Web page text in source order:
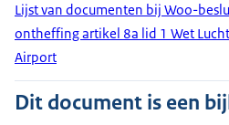
Lijst van documenten bij Woo-
ontheffing artikel 8a lid 1 Wet
Airport
Dit document is een